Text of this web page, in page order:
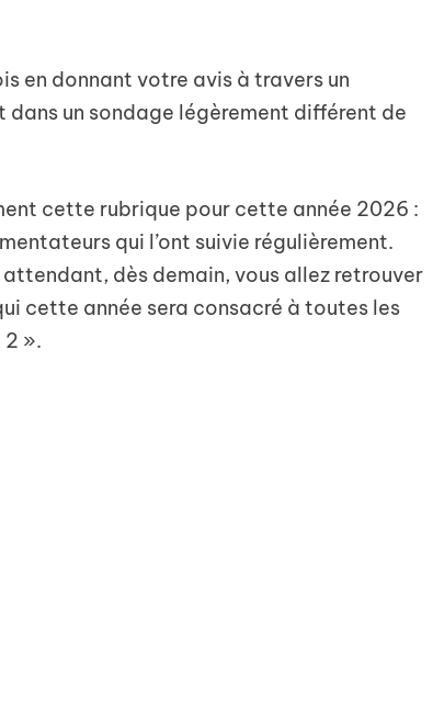
en donnant votre avis à travers un
un sondage légèrement différent de
cette rubrique pour cette année 2026 :
qui l’ont suivie régulièrement.
attendant, dès demain, vous allez retrouver
cette année sera consacré à toutes les
2 ».